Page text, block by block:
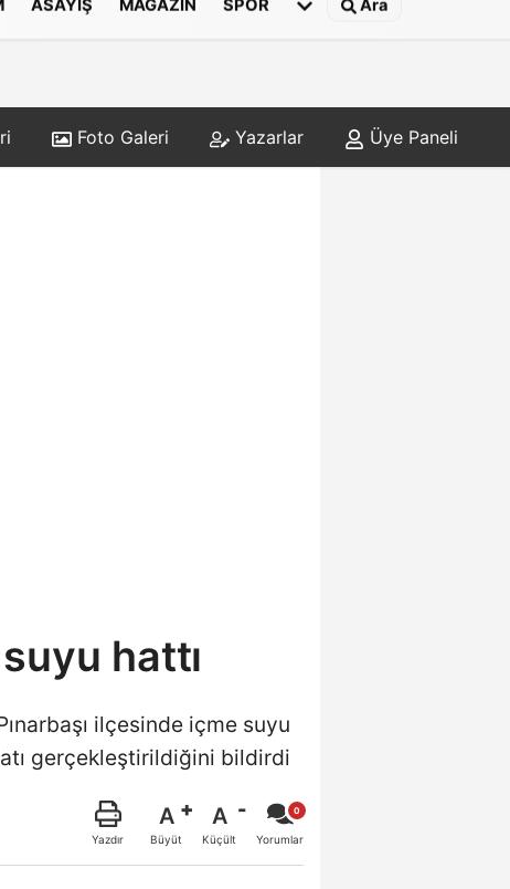
ASAYIŞ MAGAZIN SPOR Ara
Foto Galeri Yazarlar Üye Paneli
hattı
ilçesinde içme suyu
gerçekleştirildiğini bildirdi
Yazdır
A
Büyüt
A
Küçült Yorumlar